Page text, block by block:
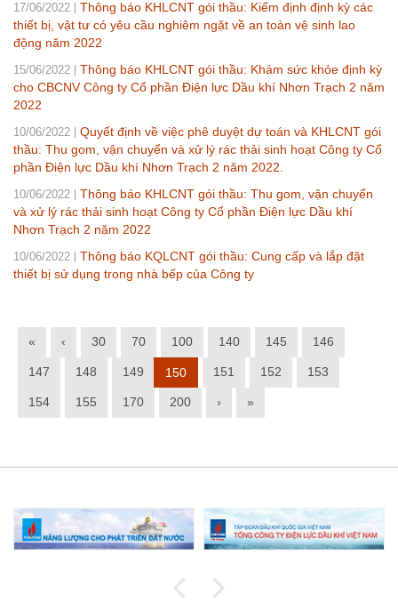
17/06/2022
Thông báo KHLCNT gói thầu: Kiểm định định kỳ các
thiết bị, vật tư có yêu cầu nghiêm ngặt về an toàn vệ sinh lao
động năm 2022
15/06/2022
Thông báo KHLCNT gói thầu: Khám sức khỏe định kỳ
cho CBCNV Công ty Cổ phần Điện lực Dầu khí Nhơn Trạch 2 năm
2022
10/06/2022
Quyết định về việc phê duyệt dự toán và KHLCNT gói
thầu: Thu gom, vận chuyển và xử lý rác thải sinh hoạt Công ty Cổ
phần Điện lực Dầu khí Nhơn Trạch 2 năm 2022.
10/06/2022
Thông báo KHLCNT gói thầu: Thu gom, vận chuyển
và xử lý rác thải sinh hoạt Công ty Cổ phần Điện lực Dầu khí
Nhơn Trạch 2 năm 2022
10/06/2022
Thông báo KQLCNT gói thầu: Cung cấp và lắp đặt
thiết bị sử dụng trong nhà bếp của Công ty
« ‹ 30 70 100 140 145 146
147 148 149 150 151 152 153
154 155 170 200 › »